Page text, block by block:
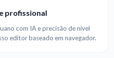
profissional
com IA e precisão de nível
editor baseado em navegador.